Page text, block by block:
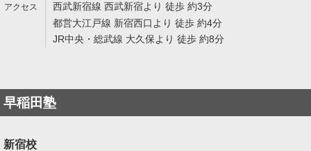
西武新宿線 西武新宿より 徒歩 約3分
都営大江戸線 新宿西口より 徒歩 約4分
JR中央・総武線 大久保より 徒歩 約8分
早稲田塾
新宿校